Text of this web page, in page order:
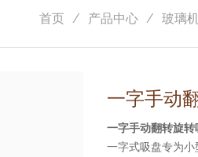
首页 产品中心 玻璃
一字手动
一字手动翻转旋转
一字式吸盘专为